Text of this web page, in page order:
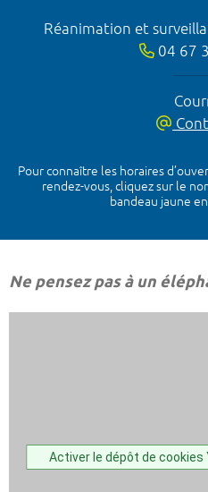
Réanimation et
04 67
Pour connaître les horaires
rendez-vous, cliquez sur le
bandeau jaune
Ne pensez pas à un
Activer le dépôt de cookies